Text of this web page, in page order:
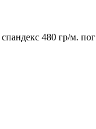
480 гр/м. пог